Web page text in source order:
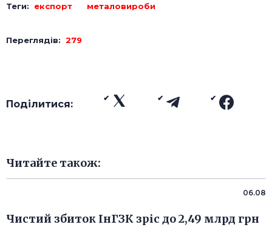
Теги: експорт металовироби
Переглядів: 279
Поділитися:
Читайте також:
06.08
Чистий збиток ІнГЗК зріс до 2,49 млрд грн